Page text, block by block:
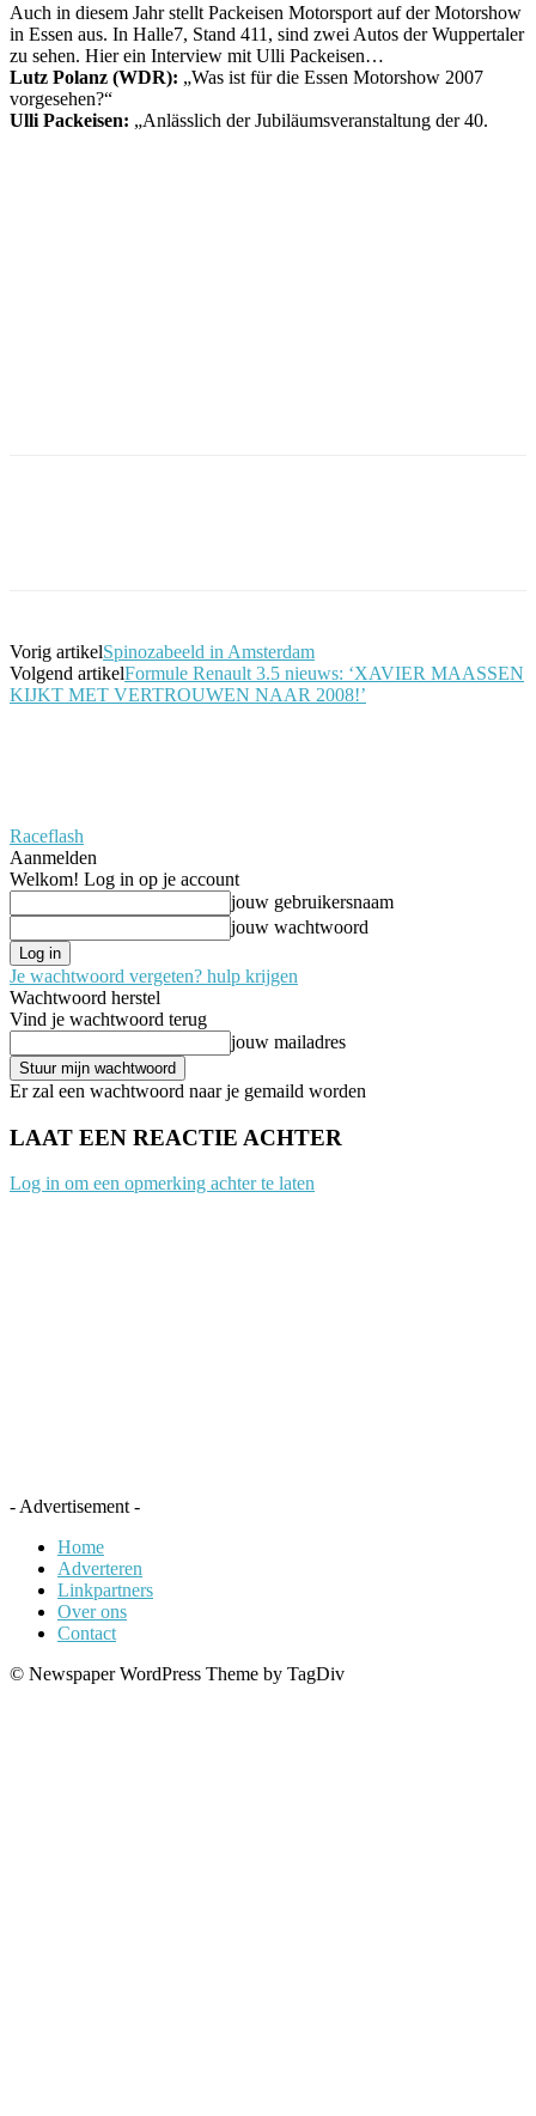
Auch in diesem Jahr stellt Packeisen Motorsport auf der Motorshow
in Essen aus. In Halle7, Stand 411, sind zwei Autos der Wuppertaler
zu sehen. Hier ein Interview mit Ulli Packeisen…
Lutz Polanz (WDR): „Was ist für die Essen Motorshow 2007
vorgesehen?“
Ulli Packeisen: „Anlässlich der Jubiläumsveranstaltung der 40.
Vorig artikelSpinozabeeld in Amsterdam
Volgend artikelFormule Renault 3.5 nieuws: ‘XAVIER MAASSEN
KIJKT MET VERTROUWEN NAAR 2008!’
Raceflash
Aanmelden
Welkom! Log in op je account
jouw gebruikersnaam
jouw wachtwoord
Je wachtwoord vergeten? hulp krijgen
Wachtwoord herstel
Vind je wachtwoord terug
jouw mailadres
Er zal een wachtwoord naar je gemaild worden
LAAT EEN REACTIE ACHTER
Log in om een opmerking achter te laten
- Advertisement -
Home
Adverteren
Linkpartners
Over ons
Contact
© Newspaper WordPress Theme by TagDiv